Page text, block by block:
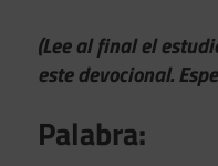
(Lee al final el
este devocional.
Palabra: